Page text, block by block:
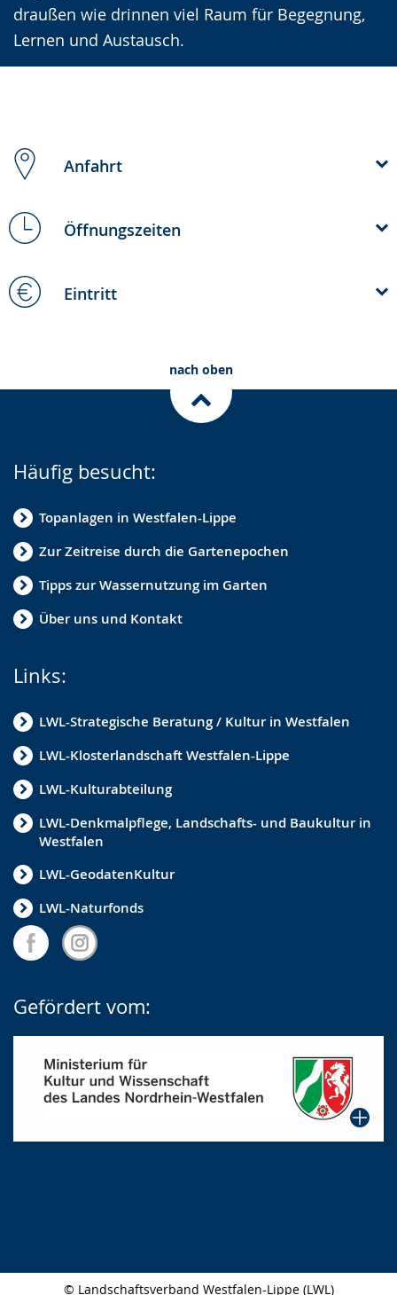
draußen wie drinnen viel Raum für Begegnung,
Lernen und Austausch.
Anfahrt
Öffnungszeiten
Eintritt
nach oben
Häufig besucht:
Topanlagen in Westfalen-Lippe
Zur Zeitreise durch die Gartenepochen
Tipps zur Wassernutzung im Garten
Über uns und Kontakt
Links:
LWL-Strategische Beratung / Kultur in Westfalen
LWL-Klosterlandschaft Westfalen-Lippe
LWL-Kulturabteilung
LWL-Denkmalpflege, Landschafts- und Baukultur in
Westfalen
LWL-GeodatenKultur
LWL-Naturfonds
Gefördert vom:
© Landschaftsverband Westfalen-Lippe (LWL)